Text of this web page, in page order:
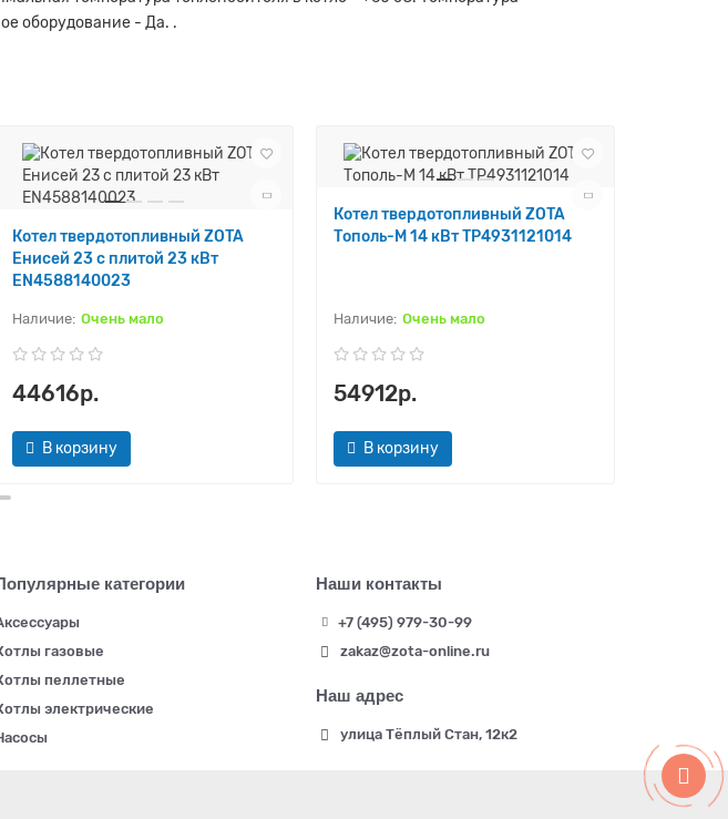
оборудование - Да. .
Котел твердотопливный ZOTA
Енисей 23 с плитой 23 кВт
EN4588140023
Очень мало
44616р.
В корзину
Котел твердотопливный ZOTA
Тополь-М 14 кВт TP4931121014
Очень мало
54912р.
В корзину
категории
газовые
пеллетные
электрические
Наши контакты
+7 (495) 979-30-99
zakaz@zota-online.ru
Наш адрес
улица Тёплый Стан, 12к2